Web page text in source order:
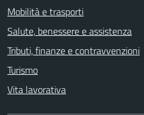
Mobilità e trasporti
Salute, benessere e assistenza
Tributi, finanze e contravvenzioni
Turismo
Vita lavorativa